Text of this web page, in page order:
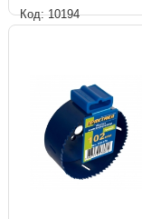
Код: 10194